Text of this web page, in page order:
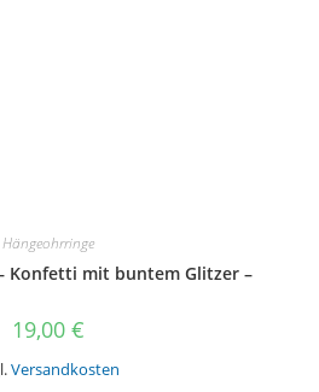
Hängeohrringe
Konfetti mit buntem Glitzer –
19,00 €
Versandkosten